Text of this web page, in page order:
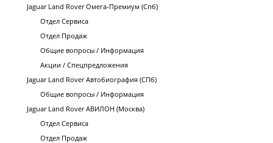
Jaguar Land Rover Омега-Премиум (Спб)
Отдел Сервиса
Отдел Продаж
Общие вопросы / Информация
Акции / Спецпредложения
Jaguar Land Rover Автобиография (СПб)
Общие вопросы / Информация
Jaguar Land Rover АВИЛОН (Москва)
Отдел Сервиса
Отдел Продаж